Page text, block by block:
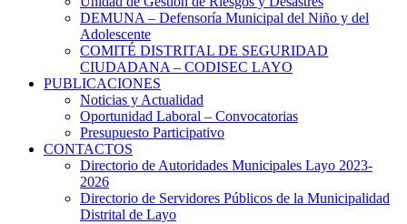
DEMUNA – Defensoría Municipal del Niño y del
Adolescente
COMITÉ DISTRITAL DE SEGURIDAD
CIUDADANA – CODISEC LAYO
PUBLICACIONES
Noticias y Actualidad
Oportunidad Laboral – Convocatorias
Presupuesto Participativo
CONTACTOS
Directorio de Autoridades Municipales Layo 2023-
2026
Directorio de Servidores Públicos de la Municipalidad
Distrital de Layo